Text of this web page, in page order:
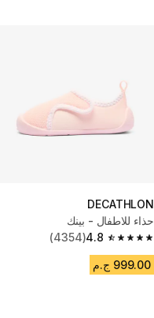
DECATHLON
حذاء للاطفال - بينك
4.8
4.8 out of 5 stars from 4354 reviews
(4354)
999.00 ج.م